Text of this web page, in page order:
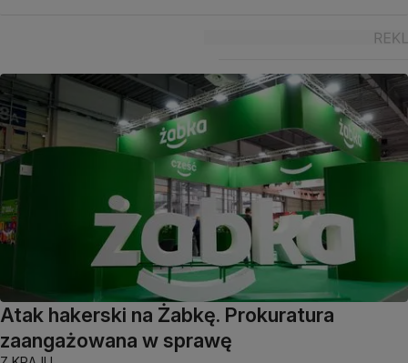
Atak hakerski na Żabkę. Prokuratura
zaangażowana w sprawę